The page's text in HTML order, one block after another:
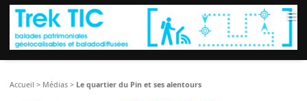
≡
Accueil > Médias > Le quartier du Pin et ses alentours